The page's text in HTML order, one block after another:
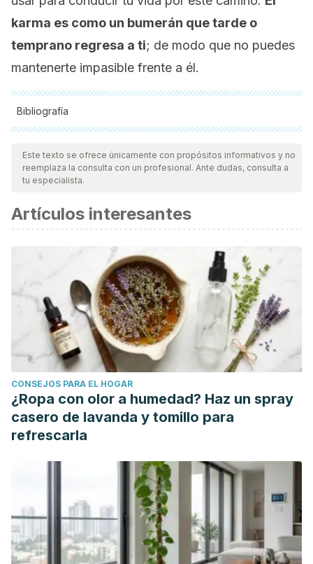
karma es como un bumerán que tarde o
temprano regresa a ti; de modo que no puedes
mantenerte impasible frente a él.
Bibliografía
Todas las fuentes citadas fueron revisadas a profundidad por
nuestro equipo, para asegurar su calidad, confiabilidad,
vigencia y validez.La bibliografía de este artículo fue
científica.
Armstrong, J. Karma: The ancient science of cause and
effect. Mandala Publishing. 2017.
Reichenbach, B. R. The Laws of Karma and Causation. In
The Law of Karma. Palgrave Macmillan, London. 1990; 24-
43
Reichenbach, B. R. The law of karma and the principle of
causation. Philosophy East and West. 1998; 38(4): 399-410.
Steiner, R. Las manifestaciones del Karma. Editorial Kier.
2007.
Este texto se ofrece únicamente con propósitos informativos y no
reemplaza la consulta con un profesional. Ante dudas, consulta a
tu especialista.
Artículos interesantes
CONSEJOS PARA EL HOGAR
¿Ropa con olor a humedad? Haz un spray
casero de lavanda y tomillo para
refrescarla